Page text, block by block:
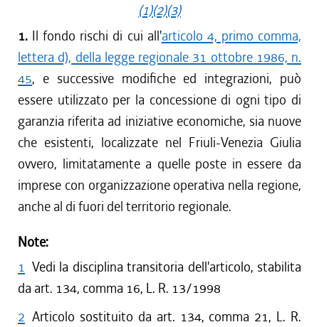
(1)(2)(3)
1. Il fondo rischi di cui all'articolo 4, primo comma,
lettera d), della legge regionale 31 ottobre 1986, n.
45, e successive modifiche ed integrazioni, può
essere utilizzato per la concessione di ogni tipo di
garanzia riferita ad iniziative economiche, sia nuove
che esistenti, localizzate nel Friuli-Venezia Giulia
ovvero, limitatamente a quelle poste in essere da
imprese con organizzazione operativa nella regione,
anche al di fuori del territorio regionale.
Note:
1 Vedi la disciplina transitoria dell'articolo, stabilita
da art. 134, comma 16, L. R. 13/1998
2 Articolo sostituito da art. 134, comma 21, L. R.